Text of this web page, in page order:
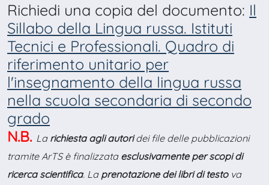
Richiedi una copia del documento: Il
Sillabo della Lingua russa. Istituti
Tecnici e Professionali. Quadro di
riferimento unitario per
l'insegnamento della lingua russa
nella scuola secondaria di secondo
grado
N.B. La richiesta agli autoridei file delle pubblicazioni
tramite ArTS è finalizzata esclusivamente per scopi di
ricerca scientifica. La prenotazione dei libri di testova